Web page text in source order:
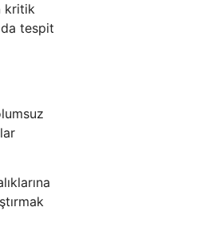
kritik
tespit